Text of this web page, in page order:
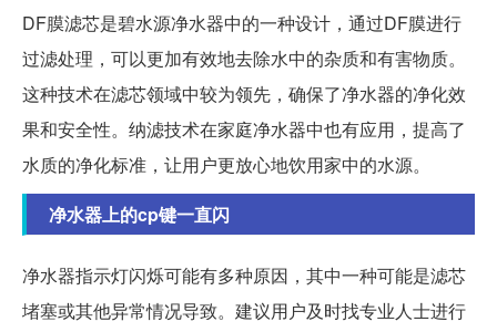
DF膜滤芯是碧水源净水器中的一种设计，通过DF膜进行
过滤处理，可以更加有效地去除水中的杂质和有害物质。
这种技术在滤芯领域中较为领先，确保了净水器的净化效
果和安全性。纳滤技术在家庭净水器中也有应用，提高了
水质的净化标准，让用户更放心地饮用家中的水源。
净水器上的cp键一直闪
净水器指示灯闪烁可能有多种原因，其中一种可能是滤芯
堵塞或其他异常情况导致。建议用户及时找专业人士进行